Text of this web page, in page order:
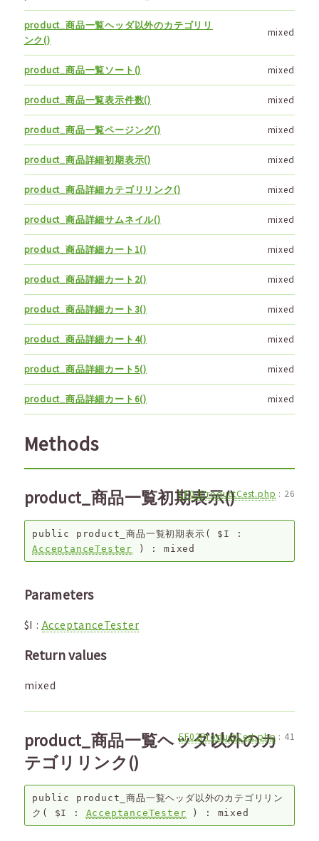
product_商品一覧ヘッダ以外のカテゴリリ
ンク()
mixed
product_商品一覧ソート() mixed
product_商品一覧表示件数() mixed
product_商品一覧ページング() mixed
product_商品詳細初期表示() mixed
product_商品詳細カテゴリリンク() mixed
product_商品詳細サムネイル() mixed
product_商品詳細カート1() mixed
product_商品詳細カート2() mixed
product_商品詳細カート3() mixed
product_商品詳細カート4() mixed
product_商品詳細カート5() mixed
product_商品詳細カート6() mixed
Methods
product_商品一覧初期表示()
EF02ProductCest.php : 26
public product_商品一覧初期表示 ( $I
:
AcceptanceTester
) :mixed
Parameters
$I : AcceptanceTester
Return values
mixed
product_商品一覧ヘッダ以外のカ
テゴリリンク()
EF02ProductCest.php : 41
public
product_商品一覧ヘッダ以外のカテゴリリン
ク ( $I : AcceptanceTester ) : mixed